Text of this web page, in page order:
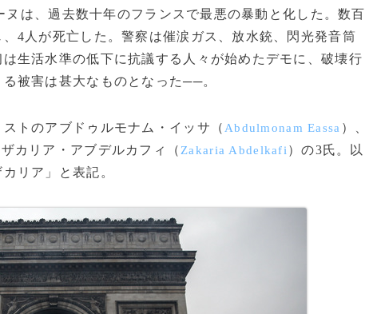
は、過去数十年のフランスで最悪の暴動と化した。数百
4人が死亡した。警察は催涙ガス、放水銃、閃光発音筒
生活水準の低下に抗議する人々が始めたデモに、破壊行
被害は甚大なものとなった──。
トのアブドゥルモナム・イッサ（ Abdulmonam Eassa ）、
カリア・アブデルカフィ（ Zakaria Abdelkafi ）の3氏。以
リア」と表記。